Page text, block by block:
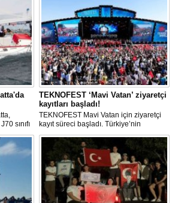
sınıfı
10
ilk
TEKNOFEST ‘Mavi Vatan’ ziyaretçi
kayıtları başladı!
TEKNOFEST Mavi Vatan için ziyaretçi
kayıt süreci başladı. Türkiye’nin
denizcilik ve savunma teknolojilerine
odaklanan etkinliği, 20-23 Ağustos
tarihleri arasında Gölcük Tersanesi
Komutanlığı’nda gerçekleştirilecek.